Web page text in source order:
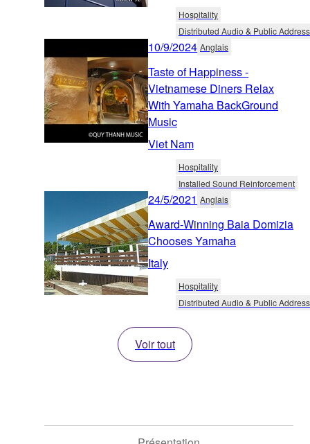
Hospitality
Distributed Audio & Public Address
10/9/2024 Anglais
Taste of Happiness -
Vietnamese Diners Relax
With Yamaha BackGround
Music
Viet Nam
Hospitality
Installed Sound Reinforcement
24/5/2021 Anglais
Award-Winning Baia Domizia
Chooses Yamaha
Italy
Hospitality
Distributed Audio & Public Address
Voir tout